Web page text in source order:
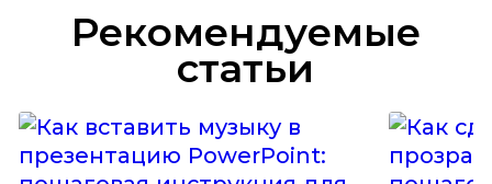
Рекомендуемые
статьи